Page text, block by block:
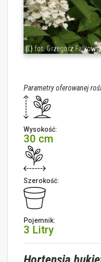
Parametry oferowanej
Wysokość:
30 cm
Szerokość:
Pojemnik:
3 Litry